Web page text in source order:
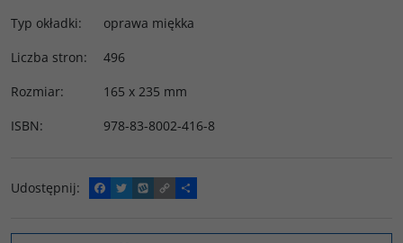
Typ okładki:
oprawa miękka
Liczba stron:
496
Rozmiar:
165 x 235 mm
ISBN: 978-83-8002-416-8
Udostępnij:
F
a
e
T
w
t
W
y
o
C
o
y
P
o
z